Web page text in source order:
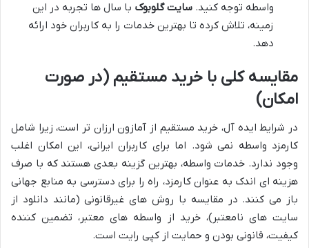
واسطه توجه کنید. سایت گلوبوک با سال ها تجربه در این
زمینه، تلاش کرده تا بهترین خدمات را به کاربران خود ارائه
دهد.
مقایسه کلی با خرید مستقیم (در صورت
امکان)
در شرایط ایده آل، خرید مستقیم از آمازون ارزان تر است، زیرا شامل
کارمزد واسطه نمی شود. اما برای کاربران ایرانی، این امکان اغلب
وجود ندارد. خدمات واسطه، بهترین گزینه بعدی هستند که با صرف
هزینه ای اندک به عنوان کارمزد، راه را برای دسترسی به منابع جهانی
باز می کنند. در مقایسه با روش های غیرقانونی (مانند دانلود از
سایت های نامعتبر)، خرید از واسطه های معتبر، تضمین کننده
کیفیت، قانونی بودن و حمایت از کپی رایت است.